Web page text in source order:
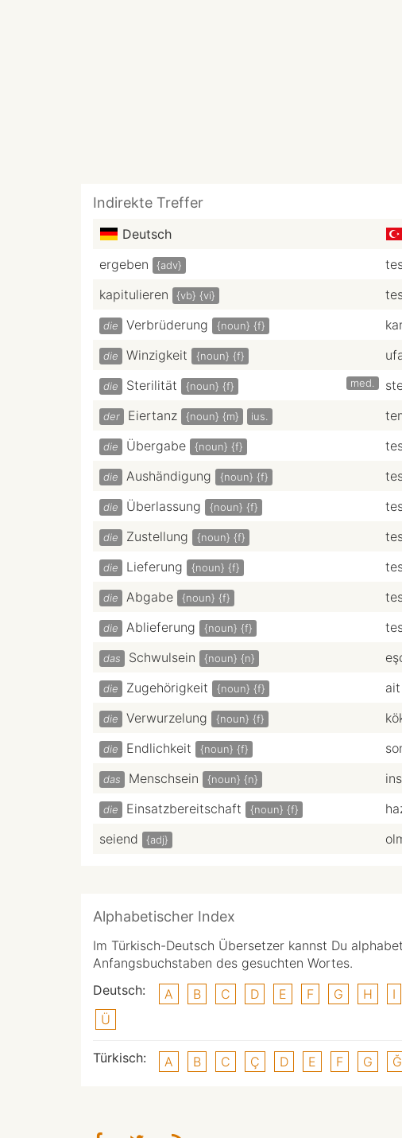
Indirekte Treffer
Deutsch
ergeben
{adv}
kapitulieren {vb} {vi}
die Verbrüderung {noun} {f}
die Winzigkeit {noun} {f}
die Sterilität {noun} {f} med.
der Eiertanz {noun} {m} ius.
die Übergabe {noun} {f}
die Aushändigung {noun} {f}
die Überlassung {noun} {f}
die Zustellung {noun} {f}
die Lieferung {noun} {f}
die Abgabe {noun} {f}
die Ablieferung {noun} {f}
das Schwulsein {noun} {n}
die Zugehörigkeit {noun} {f}
die Verwurzelung {noun} {f}
die Endlichkeit {noun} {f}
das Menschsein {noun} {n}
die Einsatzbereitschaft {noun} {f}
seiend {adj}
Alphabetischer Index
Im Türkisch-Deutsch Übersetzer kannst Du
Anfangsbuchstaben des gesuchten Wortes.
Deutsch:
A B C D E F G H I
Ü
Türkisch: A B C Ç D E F G Ğ